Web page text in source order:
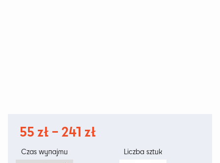
55 zł– 241 złZakres
Czas wynajmu Liczba sztuk